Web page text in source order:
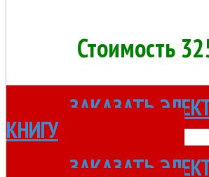
Стоимость
ЗАКАЗАТЬ
КНИГУ
ЗАКАЗАТЬ